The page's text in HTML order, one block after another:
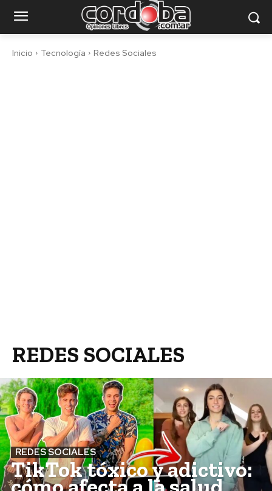
Inicio Tecnología Redes Sociales
REDES SOCIALES
REDES SOCIALES
TikTok tóxico y adictivo: